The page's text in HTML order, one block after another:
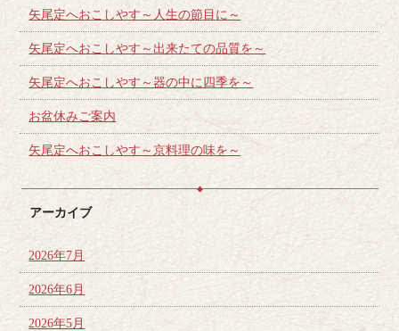
矢尾定へおこしやす～人生の節目に～
矢尾定へおこしやす～出来たての品質を～
矢尾定へおこしやす～器の中に四季を～
お盆休みご案内
矢尾定へおこしやす～京料理の味を～
アーカイブ
2026年7月
2026年6月
2026年5月